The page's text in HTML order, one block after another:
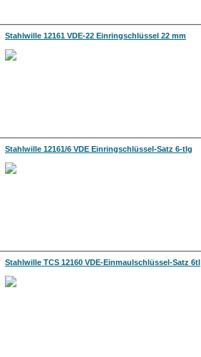
Stahlwille 12161 VDE-22 Einringschlüssel 22 mm
Stahlwille 12161/6 VDE Einringschlüssel-Satz 6-tlg
Stahlwille TCS 12160 VDE-Einmaulschlüssel-Satz 6tl